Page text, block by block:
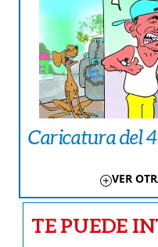
Caricatura del
VER
TE PUEDE